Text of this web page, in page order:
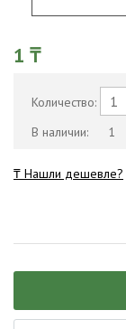
1 ₸
Количество:
В наличии:
1
₸ Нашли дешевле?